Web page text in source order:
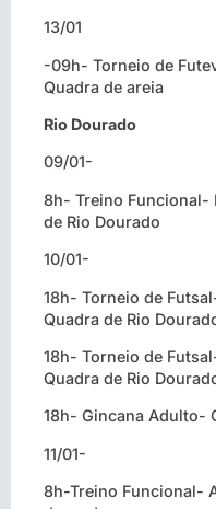
13/01
-09h- Torneio de
Quadra de areia
Rio Dourado
09/01-
8h- Treino Funcional-
de Rio Dourado
10/01-
18h- Torneio de
Quadra de Rio
18h- Torneio de
Quadra de Rio
18h- Gincana Adulto-
11/01-
8h-Treino Funcional-